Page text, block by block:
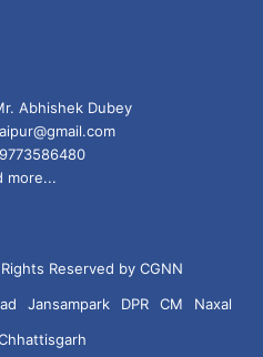
Abhishek Dubey
more...
Reserved by CGNN
Jansampark DPR CM
Naxal